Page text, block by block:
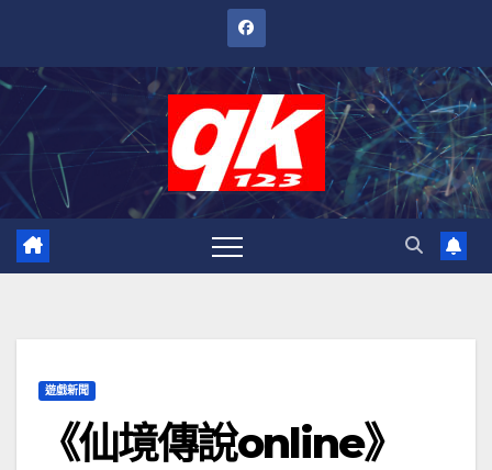
內
遊戲新聞
《仙境傳說online》